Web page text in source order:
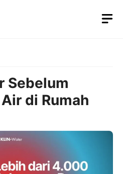
Sebelum
di Rumah